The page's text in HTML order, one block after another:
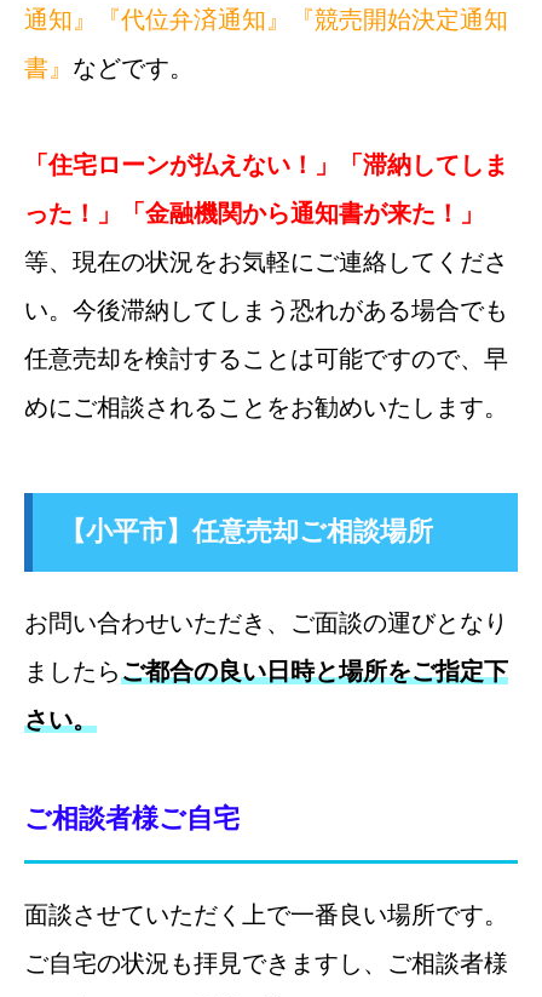
通知』
『代位弁済通知』
『競売開始決定通知
書』 などです。
「住宅ローンが払えない！」「滞納してしま
った！」「金融機関から通知書が来た！」
等、現在の状況をお気軽にご連絡してくださ
い。今後滞納してしまう恐れがある場合でも
任意売却を検討することは可能ですので、早
めにご相談されることをお勧めいたします。
【小平市】任意売却ご相談場所
お問い合わせいただき、ご面談の運びとなり
ましたらご都合の良い日時と場所をご指定下
さい。
ご相談者様ご自宅
面談させていただく上で一番良い場所です。
ご自宅の状況も拝見できますし、ご相談者様